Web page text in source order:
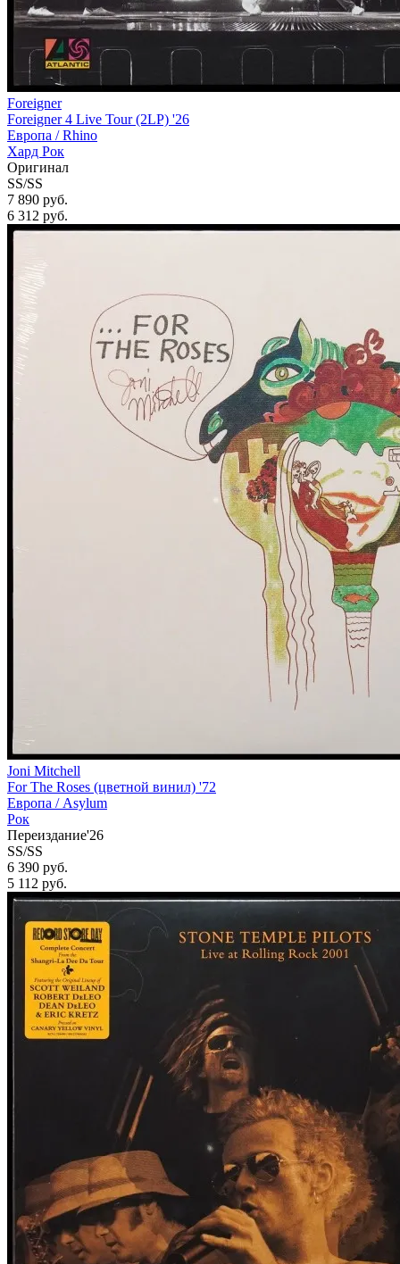
Foreigner
Foreigner 4 Live Tour (2LP) '26
Европа /Rhino
Хард Рок
Оригинал
SS/SS
7 890 руб.
6 312 руб.
Joni Mitchell
For The Roses (цветной винил) '72
Европа / Asylum
Рок
Переиздание'26
SS/SS
6 390 руб.
5 112 руб.